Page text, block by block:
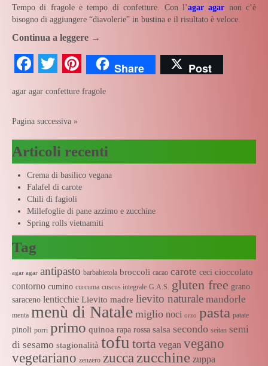
Tempo di fragole e tempo di confetture. Con l’agar agar non c’è
bisogno di aggiungere “diavolerie” in bustina e il risultato è veloce.
Continua a leggere →
Facebook
TwitterPinterest
Share Post
agar agar confetture fragole
Pagina successiva »
Articoli recenti
Crema di basilico vegana
Falafel di carote
Chili di fagioli
Millefoglie di pane azzimo e zucchine
Spring rolls vietnamiti
Tag
agar agar antipasto barbabietola broccoli cacao carote ceci cioccolato
contorno cumino curcuma cuscus integrale G.A.S. gluten free grano
saraceno lenticchie Lievito madre lievito naturale mandorle
menta menù di Natale miglio noci orzo pasta patate
pinoli porri primo quinoa rapa rossa salsa secondo seitan semi
di sesamo stagionalità tofu torta vegan vegano
vegetariano zenzero zucca zucchine zuppa